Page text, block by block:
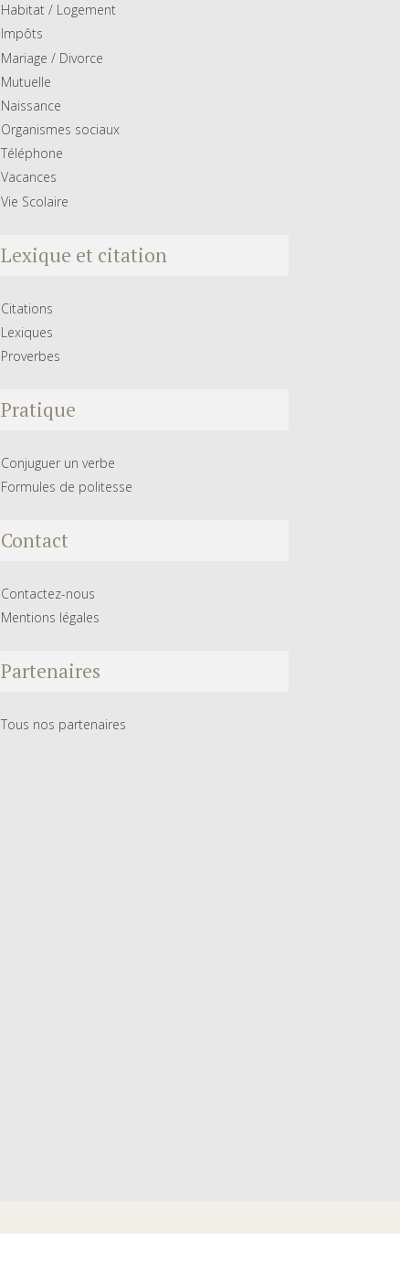
Habitat / Logement
Impôts
Mariage / Divorce
Mutuelle
Naissance
Organismes sociaux
Téléphone
Vacances
Vie Scolaire
Lexique et citation
Citations
Lexiques
Proverbes
Pratique
Conjuguer un verbe
Formules de politesse
Contact
Contactez-nous
Mentions légales
Partenaires
Tous nos partenaires